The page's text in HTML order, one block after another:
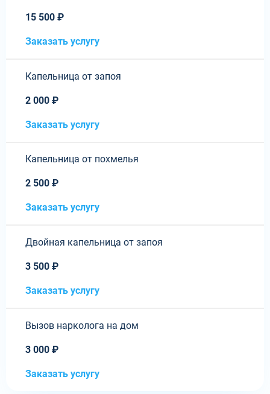
15 500 ₽
Заказать услугу
Капельница от запоя
2 000 ₽
Заказать услугу
Капельница от похмелья
2 500 ₽
Заказать услугу
Двойная капельница от запоя
3 500 ₽
Заказать услугу
Вызов нарколога на дом
3 000 ₽
Заказать услугу